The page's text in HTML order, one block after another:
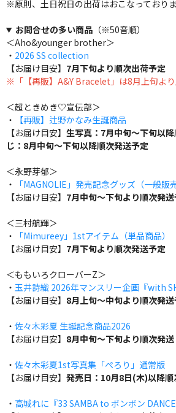
※原則、土日祝日の出荷はおこなっておりま
お問合せの多い商品（※50音順）
＜Aho&younger brother＞
・ 2026 SS collection
【お届け目安】 7月下旬より順次出荷予定
※「【再販】A&Y Bracelet」は8月上旬よ
＜超ときめき♡宣伝部＞
・
【再販】辻野かなみ生誕商品
【お届け目安】 生写真：7月中旬～下旬以
じ：8月中旬～下旬以降順次発送予定
＜永野芽郁＞
・
「MAGNOLIE」発売記念グッズ（一般販売
【お届け目安】 7月中旬～下旬より順次発
＜三村航輝＞
・
「Mimureey」1stアイテム（単品商品）
【お届け目安】 7月下旬より順次発送予定
＜ももいろクローバーZ＞
・ 玉井詩織 2026年マンスリー企画『with
【お届け目安】 8月上旬～中旬より順次発
・ 佐々木彩夏 生誕記念商品2026
【お届け目安】 8月中旬～下旬より順次発送
・ 佐々木彩夏1st写真集「ぺろり」通常版
【お届け目安】 発売日：10月8日(木)以降
・ 高城れに『33 SAMBA to ボンボン